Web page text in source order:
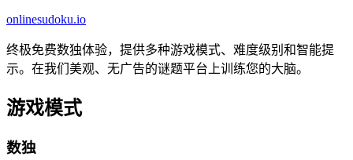
onlinesudoku.io
终极免费数独体验，提供多种游戏模式、难度级别和智能提
示。在我们美观、无广告的谜题平台上训练您的大脑。
游戏模式
数独